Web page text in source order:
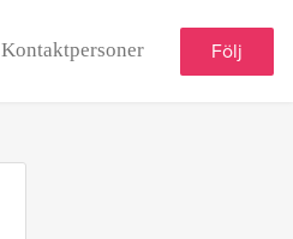
Kontaktpersoner Följ